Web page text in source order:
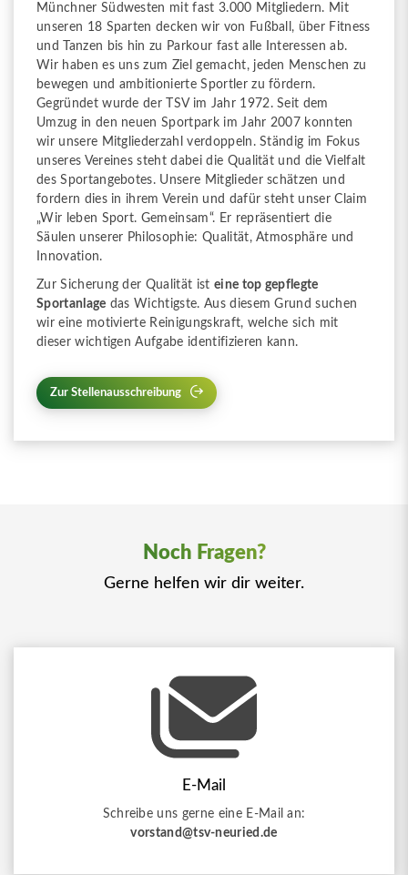
Münchner Südwesten mit fast 3.000 Mitgliedern. Mit
unseren 18 Sparten decken wir von Fußball, über Fitness
und Tanzen bis hin zu Parkour fast alle Interessen ab.
Wir haben es uns zum Ziel gemacht, jeden Menschen zu
bewegen und ambitionierte Sportler zu fördern.
Gegründet wurde der TSV im Jahr 1972. Seit dem
Umzug in den neuen Sportpark im Jahr 2007 konnten
wir unsere Mitgliederzahl verdoppeln. Ständig im Fokus
unseres Vereines steht dabei die Qualität und die Vielfalt
des Sportangebotes. Unsere Mitglieder schätzen und
fordern dies in ihrem Verein und dafür steht unser Claim
„Wir leben Sport. Gemeinsam“. Er repräsentiert die
Säulen unserer Philosophie: Qualität, Atmosphäre und
Innovation.
Zur Sicherung der Qualität ist eine top gepflegte
Sportanlage das Wichtigste. Aus diesem Grund suchen
wir eine motivierte Reinigungskraft, welche sich mit
dieser wichtigen Aufgabe identifizieren kann.
Zur Stellenausschreibung
Noch Fragen?
Gerne helfen wir dir weiter.
E-Mail
Schreibe uns gerne eine E-Mail an:
vorstand@tsv-neuried.de